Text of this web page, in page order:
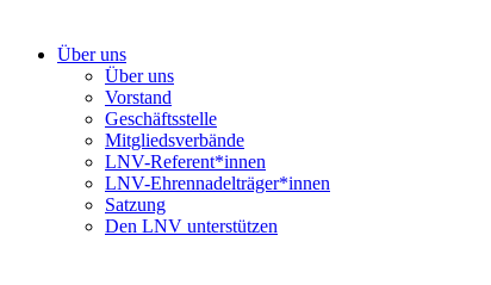
Über uns
Über uns
Vorstand
Geschäftsstelle
Mitgliedsverbände
LNV-Referent*innen
LNV-Ehrennadelträger*innen
Satzung
Den LNV unterstützen